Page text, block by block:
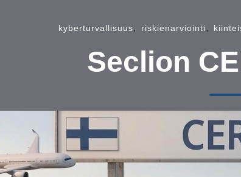
kyberturvallisuus, riskienarviointi,
Seclion